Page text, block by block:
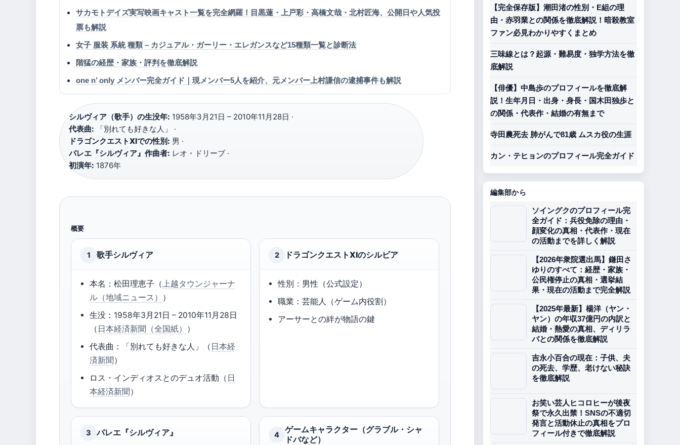
サカモトデイズ実写映画キャスト一覧を完全網羅！目黒蓮・上戸彩・高橋文哉・北村匠海、公開日や人気投
票も解説
女子 服装 系統 種類 – カジュアル・ガーリー・エレガンスなど15種類一覧と診断法
階猛の経歴・家族・評判を徹底解説
one n’ only メンバー完全ガイド｜現メンバー5人を紹介、元メンバー上村謙信の逮捕事件も解説
シルヴィア（歌手）の生没年: 1958年3月21日 – 2010年11月28日 ·
代表曲: 「別れても好きな人」 ·
ドラゴンクエストXIでの性別: 男 ·
バレエ『シルヴィア』作曲者: レオ・ドリーブ ·
初演年: 1876年
概要
1 歌手シルヴィア
本名：松田理恵子（上越タウンジャーナ
ル（地域ニュース） ）
生没：1958年3月21日 – 2010年11月28日
（ 日本経済新聞（全国紙） ）
代表曲：「別れても好きな人」（ 日本経
済新聞 ）
ロス・インディオスとのデュオ活動（ 日
本経済新聞 ）
2 ドラゴンクエストXIのシルビア
性別：男性（公式設定）
職業：芸能人（ゲーム内役割）
アーサーとの絆が物語の鍵
3 バレエ『シルヴィア』 4
ゲームキャラクター（グラブル・シャ
ドバなど）
【完全保存版】潮田渚の性別・E組の理
由・赤羽業との関係を徹底解説！暗殺教室
ファン必見わかりやすくまとめ
三味線とは？起源・難易度・独学方法を徹
底解説
【俳優】中島歩のプロフィールを徹底解
説！生年月日・出身・身長・国木田独歩と
の関係・代表作・結婚の有無まで
寺田農死去 肺がんで81歳 ムスカ役の生涯
カン・テヒョンのプロフィール完全ガイド
編集部から
ソイングクのプロフィール完
全ガイド：兵役免除の理由・
顔変化の真相・代表作・現在
の活動までを詳しく解説
【2026年衆院選出馬】鎌田さ
ゆりのすべて：経歴・家族・
公民権停止の真相・選挙結
果・現在の活動まで完全解説
【2025年最新】楊洋（ヤン・
ヤン）の年収37億円の内訳と
結婚・熱愛の真相、ディリラ
バとの関係を徹底解説
吉永小百合の現在：子供、夫
の死去、学歴、老けない秘訣
を徹底解説
お笑い芸人ヒコロヒーが後夜
祭で永久出禁！SNSの不適切
発言と活動休止の真相をプロ
フィール付きで徹底解説